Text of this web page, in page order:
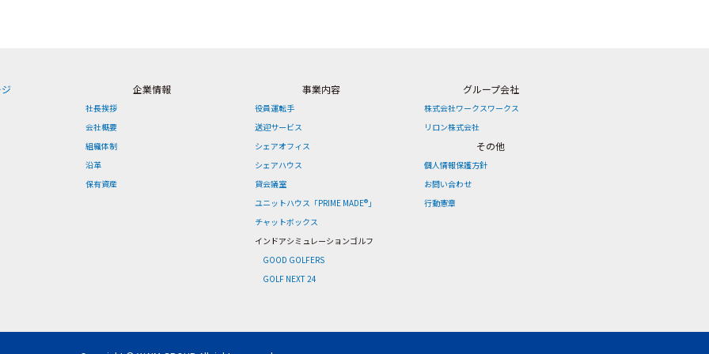
企業情報
社長挨拶
会社概要
組織体制
沿革
保有資産
事業内容
役員運転手
送迎サービス
シェアオフィス
シェアハウス
貸会議室
ユニットハウス「PRIME MADE®」
チャットボックス
インドアシミュレーションゴルフ
GOOD GOLFERS
GOLF NEXT 24
グループ会社
株式会社ワークスワークス
リロン株式会社
その他
個人情報保護方針
お問い合わせ
行動憲章